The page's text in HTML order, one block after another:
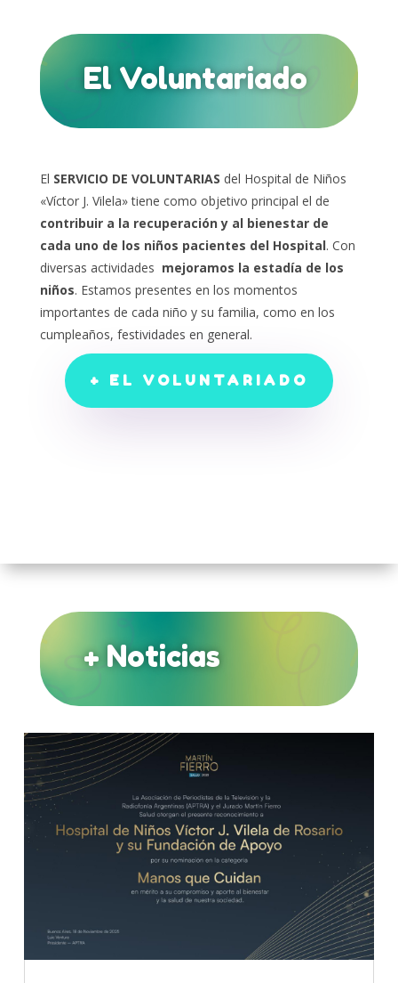
El Voluntariado
El SERVICIO DE VOLUNTARIAS del Hospital de Niños
«Víctor J. Vilela» tiene como objetivo principal el de
contribuir a la recuperación y al bienestar de
cada uno de los niños pacientes del Hospital. Con
diversas actividades mejoramos la estadía de los
niños. Estamos presentes en los momentos
importantes de cada niño y su familia, como en los
cumpleaños, festividades en general.
+ EL VOLUNTARIADO
+ Noticias